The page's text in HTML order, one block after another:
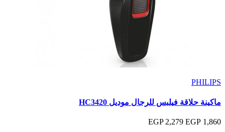
PHILIPS
ماكينة حلاقة فيلبس للرجال موديل HC3420
1,860 EGP
2,279 EGP